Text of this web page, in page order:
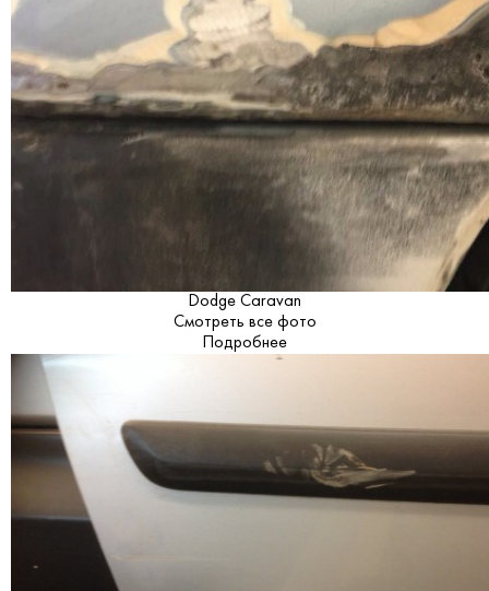
Dodge Caravan
Смотреть все фото
Подробнее